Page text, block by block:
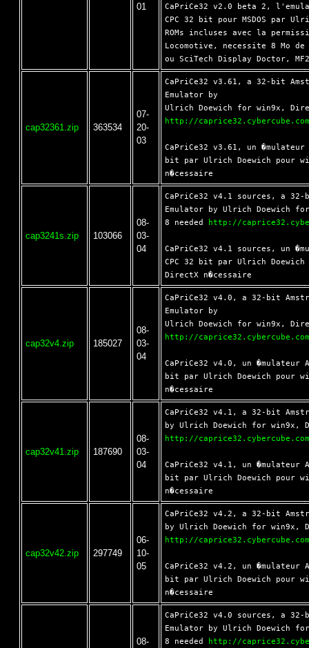
01
CaPriCe32 v2.0 beta 2,
CPC 32 bit pour MSDOS par
ROMs incluses avec la
Locomotive, necessite 8 Mo de
cap32361.zip 363534
07-
20-
03
CaPriCe32 v3.61, a 32-bit
Emulator by
http://
CaPriCe32 v3.61, un �mulateur
bit par Ulrich Doewich pour
cap3241s.zip 103066
08-
03-
04
CaPriCe32 v4.1 sources, a 32-
Emulator by Ulrich Doewich
8 needed
http://
CaPriCe32 v4.1 sources, un
CPC 32 bit par Ulrich Doewich
cap32v4.zip 185027
08-
03-
04
CaPriCe32 v4.0, a 32-bit
Emulator by
http://
CaPriCe32 v4.0, un �mulateur
bit par Ulrich Doewich pour
cap32v41.zip 187690
08-
03-
04
CaPriCe32 v4.1, a 32-bit
http://
CaPriCe32 v4.1, un �mulateur
bit par Ulrich Doewich pour
cap32v42.zip 297749
06-
10-
05
CaPriCe32 v4.2, a 32-bit
http://
CaPriCe32 v4.2, un �mulateur
bit par Ulrich Doewich pour
08-
CaPriCe32 v4.0 sources, a 32-
Emulator by Ulrich Doewich
8 needed
http://